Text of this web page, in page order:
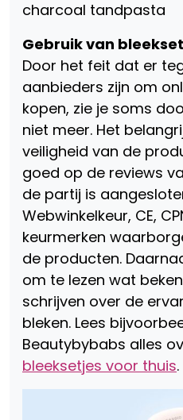
charcoal tandpasta
Gebruik van
Door het feit dat er
aanbieders zijn om
kopen, zie je soms
niet meer. Het
veiligheid van de
goed op de reviews
de partij is
Webwinkelkeur, CE,
keurmerken
de producten.
om te lezen wat
schrijven over de
bleken. Lees
Beautybybabs alles
bleeksetjes voor thuis.